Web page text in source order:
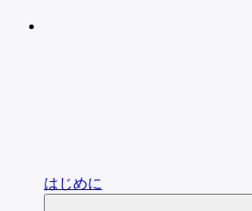
はじめに